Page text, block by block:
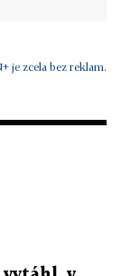
je zcela bez reklam.